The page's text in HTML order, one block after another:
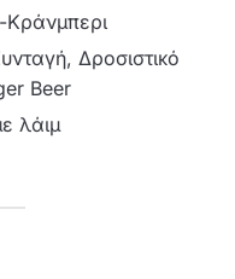
Κράνμπερι
Δροσιστικό
Beer
λάιμ